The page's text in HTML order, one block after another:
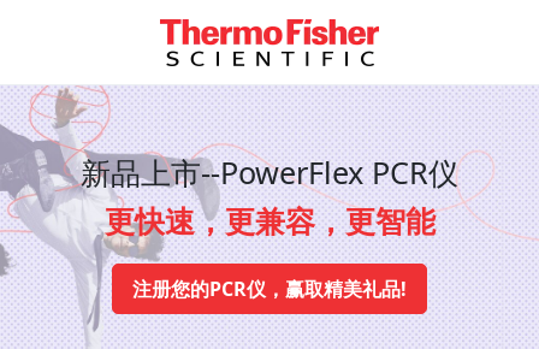
新品上市--PowerFlex PCR仪
更快速，更兼容，更智能
注册您的PCR仪，赢取精美礼品!